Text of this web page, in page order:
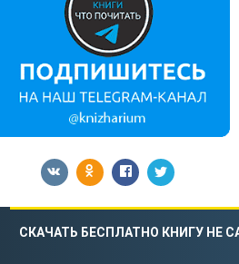
СКАЧАТЬ БЕСПЛАТНО КНИГУ НЕ